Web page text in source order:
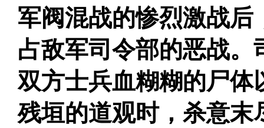
军阀混战的惨烈激战
占敌军司令部的恶战
双方士兵血糊糊的尸体
残垣的道观时，杀意末